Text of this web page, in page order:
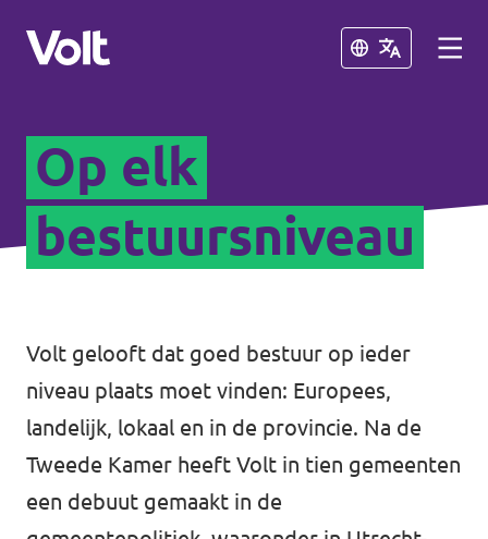
Sluiten
De communities in de Provincie
Utrecht
Volt Utrecht (Afdeling)
Volt Amersfoort
Volt Baarn
Volt De Bilt
Volt Houten
Sluiten
Standpunten
Mensen
Nieuws
Op elk
bestuursniveau
Volt gelooft dat goed bestuur op ieder
niveau plaats moet vinden: Europees,
landelijk, lokaal en in de provincie. Na de
Tweede Kamer heeft Volt in tien gemeenten
een debuut gemaakt in de